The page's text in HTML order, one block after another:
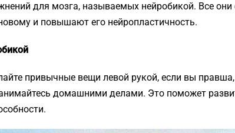
для мозга, называемых нейробикой. Все
и повышают его нейропластичность.
привычные вещи левой рукой, если вы
домашними делами. Это поможет